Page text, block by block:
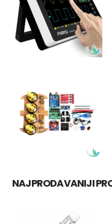
NAJPRODAVANIJI